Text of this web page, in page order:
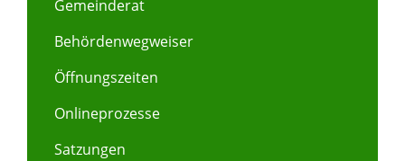
Gemeinderat
Behördenwegweiser
Öffnungszeiten
Onlineprozesse
Satzungen